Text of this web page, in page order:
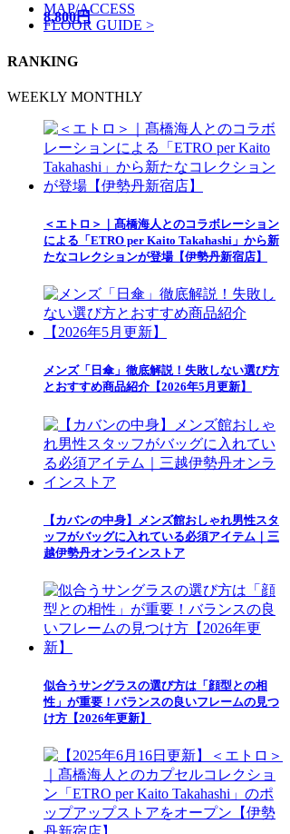
8,800円
MAP/ACCESS
FLOOR GUIDE >
RANKING
WEEKLY MONTHLY
＜エトロ＞｜髙橋海人とのコラボレーション
による「ETRO per Kaito Takahashi」から新
たなコレクションが登場【伊勢丹新宿店】
メンズ「日傘」徹底解説！失敗しない選び方
とおすすめ商品紹介【2026年5月更新】
【カバンの中身】メンズ館おしゃれ男性スタ
ッフがバッグに入れている必須アイテム｜三
越伊勢丹オンラインストア
似合うサングラスの選び方は「顔型との相
性」が重要！バランスの良いフレームの見つ
け方【2026年更新】